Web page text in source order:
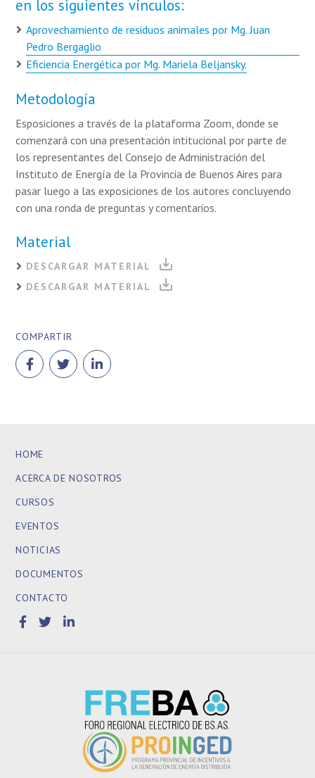
en los siguientes vínculos:
Aprovechamiento de residuos animales por Mg. Juan
Pedro Bergaglio
Eficiencia Energética por Mg. Mariela Beljansky.
Metodología
Esposiciones a través de la plataforma Zoom, donde se
comenzará con una presentación intitucional por parte de
los representantes del Consejo de Administración del
Instituto de Energía de la Provincia de Buenos Aires para
pasar luego a las exposiciones de los autores concluyendo
con una ronda de preguntas y comentarios.
Material
DESCARGAR MATERIAL
DESCARGAR MATERIAL
COMPARTIR
HOME
ACERCA DE NOSOTROS
CURSOS
EVENTOS
NOTICIAS
DOCUMENTOS
CONTACTO